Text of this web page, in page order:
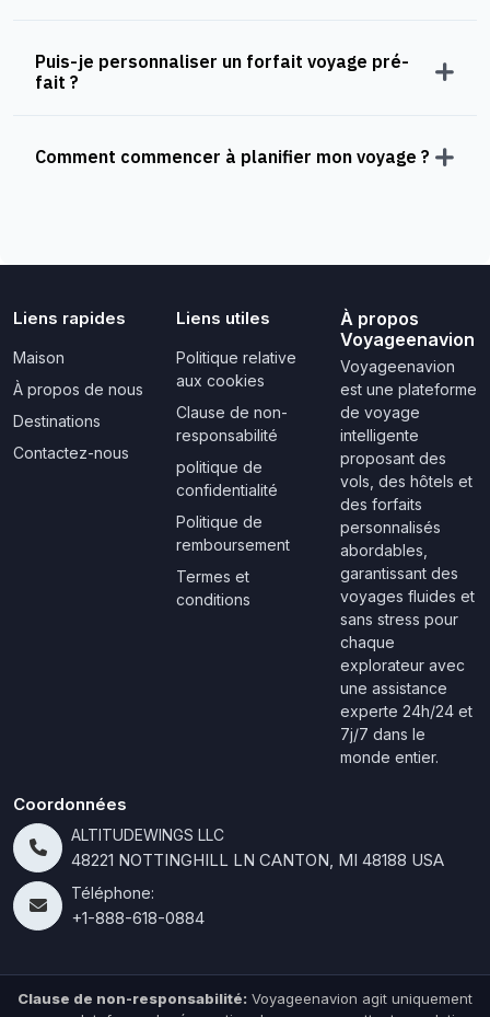
Puis-je personnaliser un forfait voyage pré-
fait ?
Comment commencer à planifier mon voyage ?
Liens rapides
Maison
À propos de nous
Destinations
Contactez-nous
Liens utiles
Politique relative
aux cookies
Clause de non-
responsabilité
politique de
confidentialité
Politique de
remboursement
Termes et
conditions
À propos
Voyageenavion
Voyageenavion
est une plateforme
de voyage
intelligente
proposant des
vols, des hôtels et
des forfaits
personnalisés
abordables,
garantissant des
voyages fluides et
sans stress pour
chaque
explorateur avec
une assistance
experte 24h/24 et
7j/7 dans le
monde entier.
Coordonnées
ALTITUDEWINGS LLC
48221 NOTTINGHILL LN CANTON, MI 48188 USA
Téléphone:
+1-888-618-0884
Clause de non-responsabilité: Voyageenavion agit uniquement